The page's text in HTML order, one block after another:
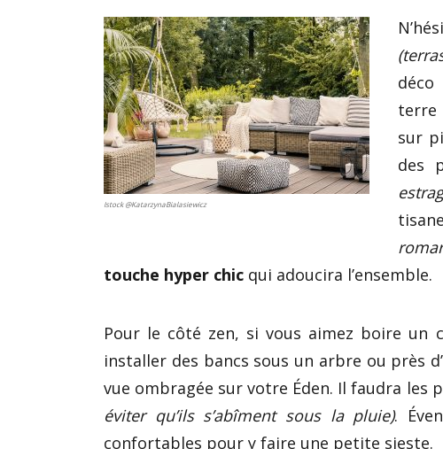
Istock @KatarzynaBialasiewicz
terre
sur
des
touche hyper chic qui adoucira l’ensemble.
Pour le côté zen, si vous aimez boire un
installer des bancs sous un arbre ou près
vue ombragée sur votre Éden. Il faudra les
éviter qu’ils s’abîment sous la pluie).
confortables pour y faire une petite sieste.